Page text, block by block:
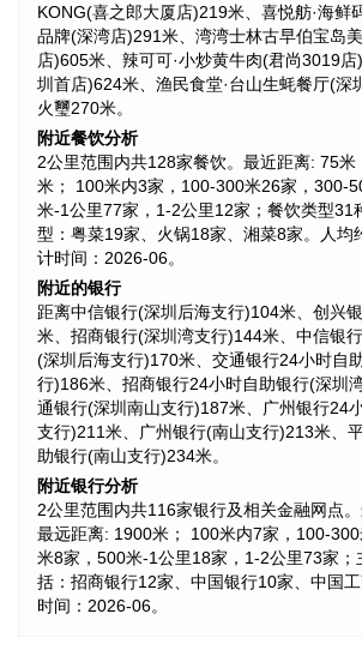
KONG(喜之郎大厦店)219米、喜悦舫·海鲜
品牌(深湾店)291米、湾湾士林古早伯宝岛
店)605米、辣可可·小炒黄牛肉(君尚3019
圳首店)624米、渔民食堂·台山生蚝餐厅(深
火璽270米。
附近餐饮分析
2公里范围内共128家餐饮。最近距离: 75
米； 100米内3家，100-300米26家，300-
米-1公里77家，1-2公里12家；餐饮类型31
型：粤菜19家、火锅18家、湘菜8家。人均
计时间：2026-06。
附近的银行
距离中信银行(深圳后海支行)104米、创兴
米、招商银行(深圳湾支行)144米、中信银
(深圳后海支行)170米、交通银行24小时自
行)186米、招商银行24小时自助银行(深圳
通银行(深圳南山支行)187米、广州银行24
支行)211米、广州银行(南山支行)213米、
助银行(南山支行)234米。
附近银行分析
2公里范围内共116家银行及相关金融网点
最远距离: 1900米； 100米内7家，100-
米8家，500米-1公里18家，1-2公里73家；
括：招商银行12家、中国银行10家、中国
时间：2026-06。